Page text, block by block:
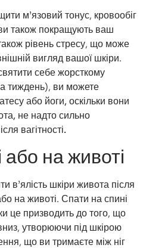
м’язовий тонус, кровообіг
також покращують ваш
рівень стресу, що може
вигляд вашої шкіри.
себе жорсткому
тиждень), ви можете
або йоги, оскільки вони
не надто сильно
вагітності.
на животі
в’ялість шкіри живота після
на животі. Спати на спині
це призводить до того, що
утворюючи під шкірою
що ви тримаєте між ніг